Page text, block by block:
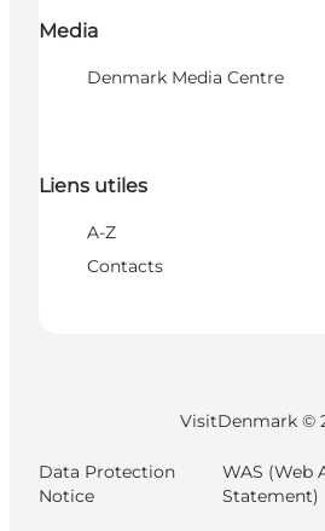
Media
Denmark Media Centre
Liens utiles
A-Z
Contacts
VisitDenmark ©
Data Protection
Notice
WAS (Web
Statement)